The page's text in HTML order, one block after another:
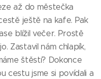
až do městečka
ještě na kafe. Pak
blížil večer. Prostě
Zastavil nám chlapík,
štěstí? Dokonce
cestu jsme si povídali a